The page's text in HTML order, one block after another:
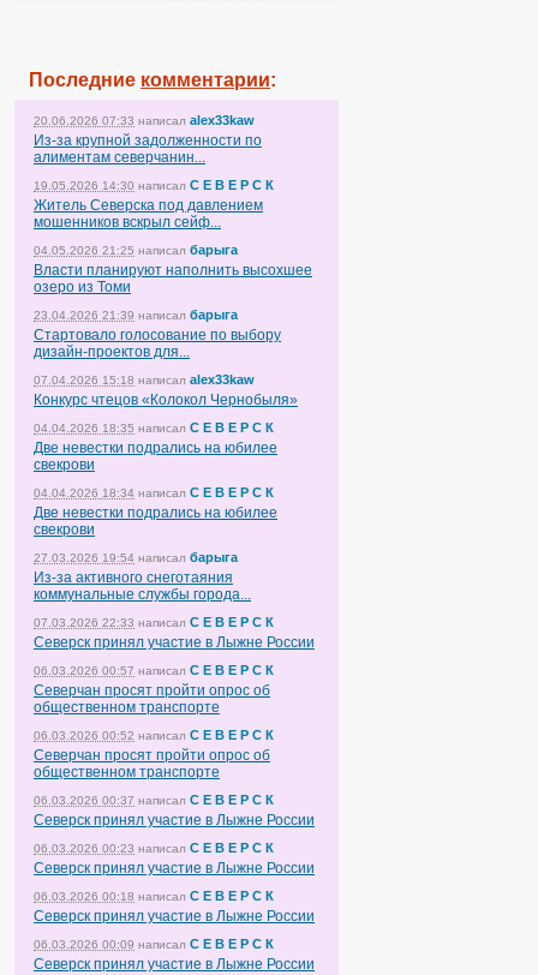
Последние комментарии:
20.06.2026 07:33 написал alex33kaw
Из-за крупной задолженности по
алиментам северчанин...
19.05.2026 14:30 написал С Е В Е Р С К
Житель Северска под давлением
мошенников вскрыл сейф...
04.05.2026 21:25 написал барыга
Власти планируют наполнить высохшее
озеро из Томи
23.04.2026 21:39 написал барыга
Стартовало голосование по выбору
дизайн-проектов для...
07.04.2026 15:18 написал alex33kaw
Конкурс чтецов «Колокол Чернобыля»
04.04.2026 18:35 написал С Е В Е Р С К
Две невестки подрались на юбилее
свекрови
04.04.2026 18:34 написал С Е В Е Р С К
Две невестки подрались на юбилее
свекрови
27.03.2026 19:54 написал барыга
Из-за активного снеготаяния
коммунальные службы города...
07.03.2026 22:33 написал С Е В Е Р С К
Северск принял участие в Лыжне России
06.03.2026 00:57 написал С Е В Е Р С К
Северчан просят пройти опрос об
общественном транспорте
06.03.2026 00:52 написал С Е В Е Р С К
Северчан просят пройти опрос об
общественном транспорте
06.03.2026 00:37 написал С Е В Е Р С К
Северск принял участие в Лыжне России
06.03.2026 00:23 написал С Е В Е Р С К
Северск принял участие в Лыжне России
06.03.2026 00:18 написал С Е В Е Р С К
Северск принял участие в Лыжне России
06.03.2026 00:09 написал С Е В Е Р С К
Северск принял участие в Лыжне России